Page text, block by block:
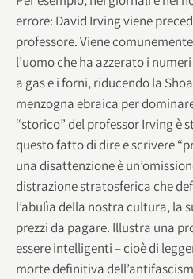
errore: David Irving viene
professore. Viene
l’uomo che ha azzerato i
a gas e i forni, riducendo la
menzogna ebraica per
“storico” del professor Irving è
questo fatto di dire e scrivere
una disattenzione è
distrazione stratosferica che
l’abulìa della nostra cultura, la
prezzi da pagare. Illustra una
essere intelligenti – cioè di
morte definitiva